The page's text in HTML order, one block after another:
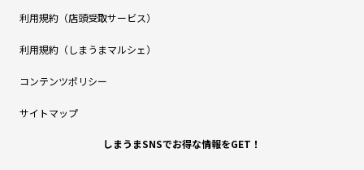
利用規約（店頭受取サービス）
利用規約（しまうまマルシェ）
コンテンツポリシー
サイトマップ
しまうまSNSでお得な情報をGET！